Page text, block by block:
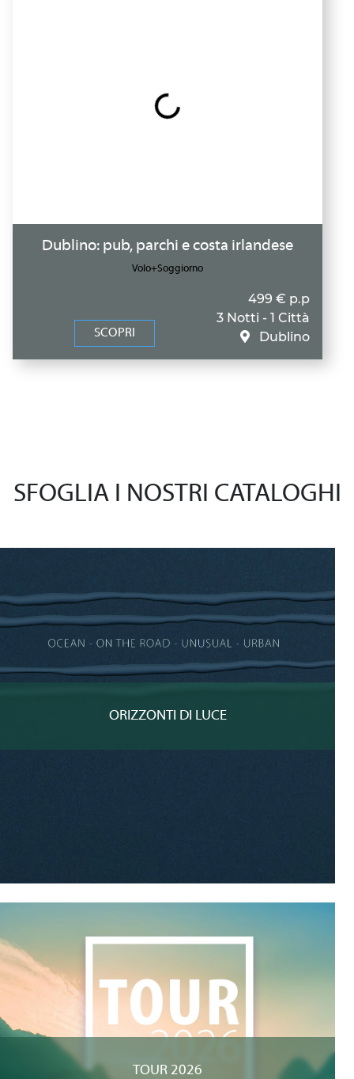
Dublino: pub, parchi e costa irlandese
Volo+Soggiorno
SCOPRI
499 € p.p
3 Notti - 1 Città
Dublino
SFOGLIA I NOSTRI CATALOGHI
ORIZZONTI DI LUCE
TOUR 2026